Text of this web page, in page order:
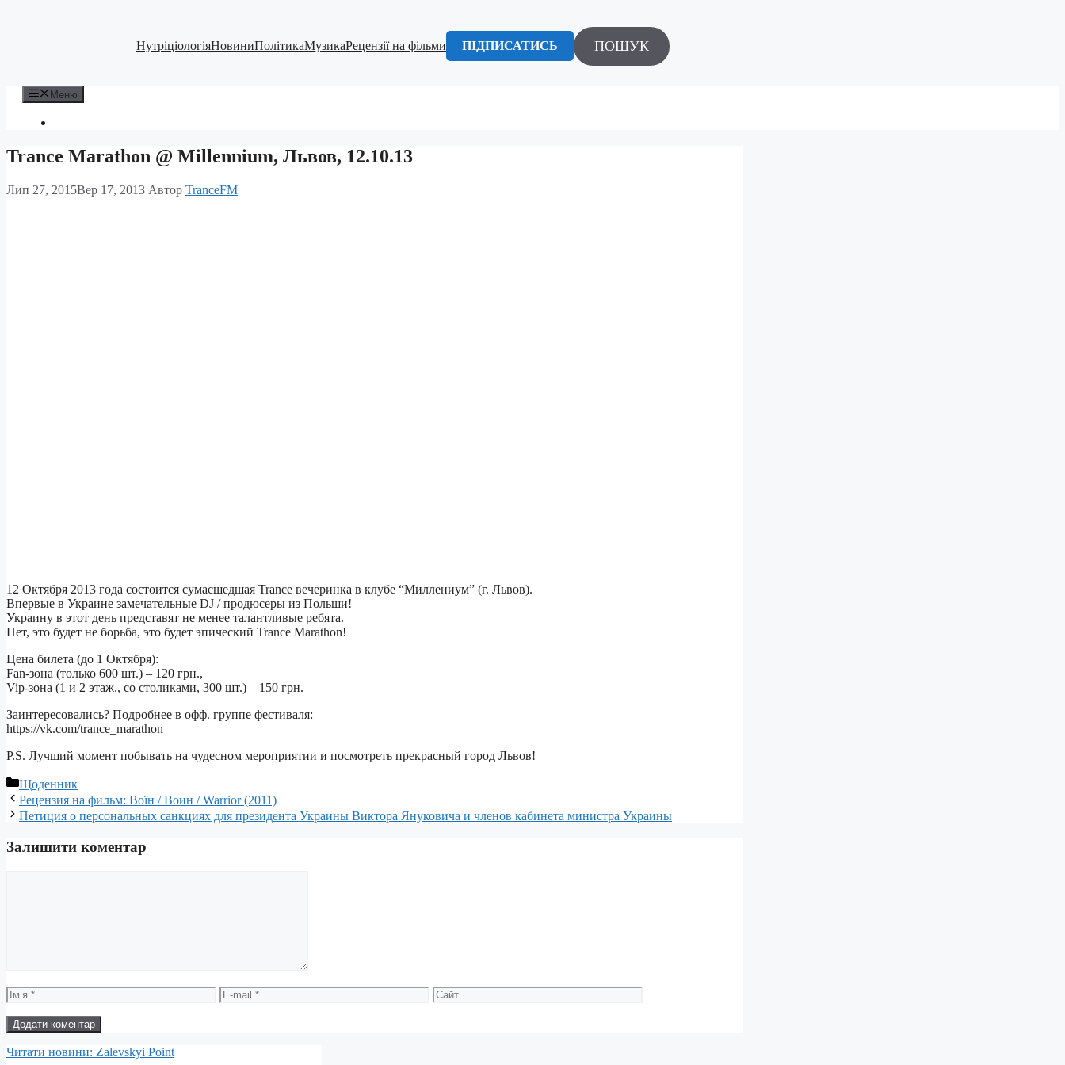
НутріціологіяНовиниПолітикаМузикаРецензії на фільми ПІДПИСАТИСЬ ПОШУК
Меню
Trance Marathon @ Millennium, Львов, 12.10.13
Лип 27, 2015Вер 17, 2013 Автор TranceFM
12 Октября 2013 года состоится сумасшедшая Trance вечеринка в клубе “Миллениум” (г. Львов).
Впервые в Украине замечательные DJ / продюсеры из Польши!
Украину в этот день представят не менее талантливые ребята.
Нет, это будет не борьба, это будет эпический Trance Marathon!
Цена билета (до 1 Октября):
Fan-зона (только 600 шт.) – 120 грн.,
Vip-зона (1 и 2 этаж., со столиками, 300 шт.) – 150 грн.
Заинтересовались? Подробнее в офф. группе фестиваля:
https://vk.com/trance_marathon
P.S. Лучший момент побывать на чудесном мероприятии и посмотреть прекрасный город Львов!
Категорії
Щоденник
Рецензия на фильм: Воїн / Воин / Warrior (2011)
Петиция о персональных санкциях для президента Украины Виктора Януковича и членов кабинета министра Украины
Залишити коментар
Ім’я
E-
mail
Сайт
Читати новини: Zalevskyi Point